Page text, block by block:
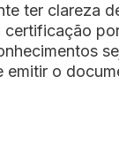
ter clareza
certificação
emitir o